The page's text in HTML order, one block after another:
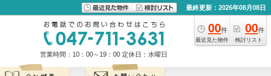
最終更新：2026年08月08日
00件
最近見た物件
00件
検討リスト
営業時間：10：00～19：00 定休日：水曜日